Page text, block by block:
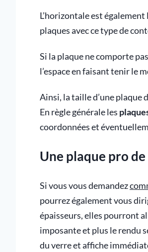
L’horizontale est
plaques avec ce type de
Si la plaque ne comporte
l’espace en faisant tenir le
Ainsi, la taille d’une plaque
En règle générale les
coordonnées et
Une plaque pro
Si vous vous demandez
pourrez également vous
épaisseurs, elles pourront
imposante et plus le rendu
du verre et affiche